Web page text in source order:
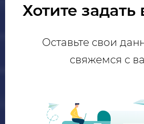
Хотите задать
Оставьте свои
свяжемся с